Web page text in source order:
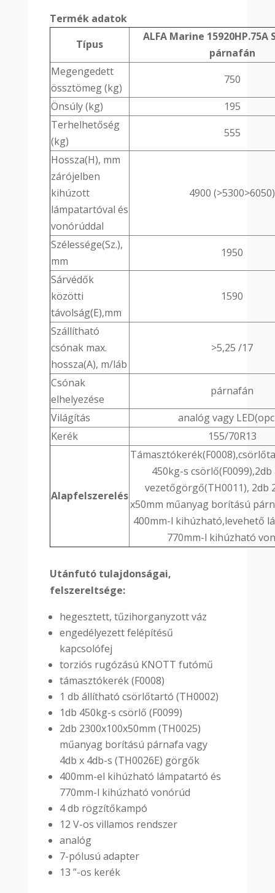
Termék adatok
Típus
ALFA Marine
párnafán
Megengedett
össztömeg (kg)
750
Önsúly (kg)
195
Terhelhetőség
(kg)
555
Hossza(H), mm
zárójelben
kihúzott
lámpatartóval és
vonórúddal
4900 (>5300>6050)
Szélessége(Sz.),
mm
1950
Sárvédők
közötti
távolság(E),mm
1590
Szállítható
csónak max.
hossza(A), m/láb
>5,25 /17
Csónak
elhelyezése
párnafán
Világítás
analóg vagy
Kerék
155/70R13
Alapfelszerelés
450kg-s
vezetőgörgő(TH0011), 2db
x50mm műanyag borítású
400mm-l kihúzható,levehető
770mm-l kihúzható
Utánfutó tulajdonságai,
felszereltsége:
hegesztett, tűzihorganyzott váz
engedélyezett felépítésű
kapcsolófej
torziós rugózású KNOTT futómű
támasztókerék (F0008)
1 db állítható csörlőtartó (TH0002)
1db 450kg-s csörlő (F0099)
2db 2300x100x50mm (TH0025)
műanyag borítású párnafa vagy
4db x 4db-s (TH0026E) görgők
400mm-el kihúzható lámpatartó és
770mm-l kihúzható vonórúd
4 db rögzítőkampó
12 V-os villamos rendszer
analóg
7-pólusú adapter
13 ”-os kerék